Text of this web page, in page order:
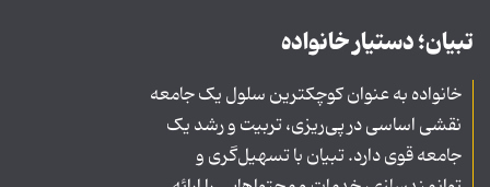
تبیان؛ دستیار خانواده
خانواده به عنوان کوچکترین سلول یک جامعه
نقشی اساسی در پی‌ریزی، تربیت و رشد یک
جامعه قوی دارد. تبیان با تسهیل‌گری و